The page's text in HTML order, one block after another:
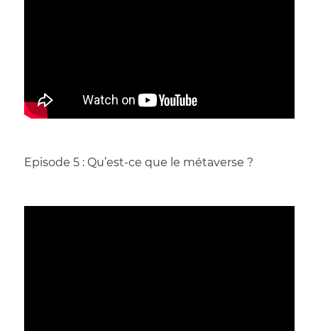
Episode 5 : Qu’est-ce que le métaverse ?